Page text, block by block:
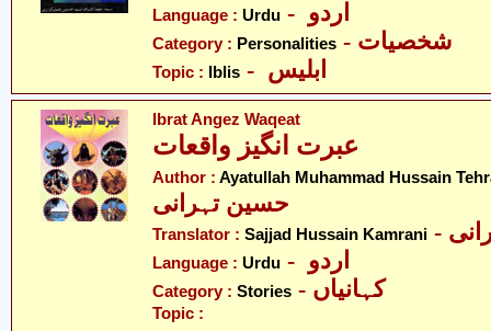
Language : Urdu
Category : Personalities - شخصیات
Topic : Iblis
Ibrat Angez Waqeat
Author : Ayatullah Muhammad Hussain
حسین تہرانی
Translator : Sajjad Hussain Kamrani
Language : Urdu
Category : Stories - کہانیاں
Topic :